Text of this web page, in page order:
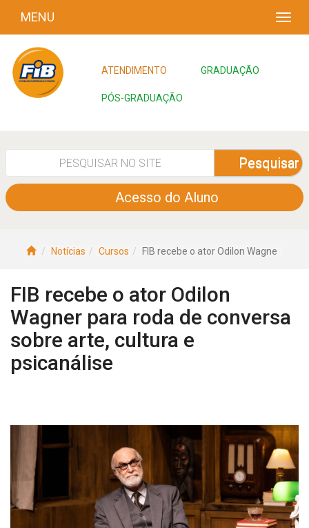
MENU
ATENDIMENTO GRADUAÇÃO
PÓS-GRADUAÇÃO
Pesquisar
Acesso do Aluno
Notícias Cursos FIB recebe o ator Odilon Wagne
FIB recebe o ator Odilon
Wagner para roda de conversa
sobre arte, cultura e
psicanálise